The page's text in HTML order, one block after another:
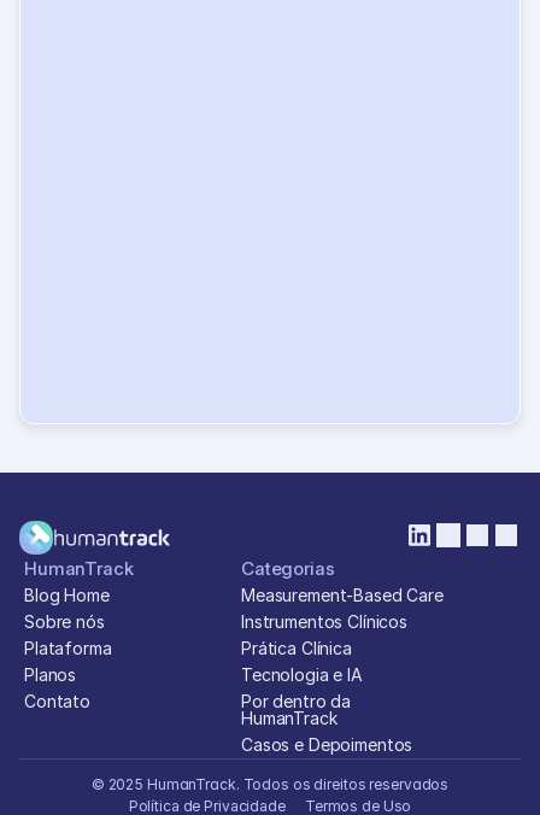
HumanTrack
Blog Home
Sobre nós
Plataforma
Planos
Contato
Categorias
Measurement-Based Care
Instrumentos Clínicos
Prática Clínica
Tecnologia e IA
Por dentro da
HumanTrack
Casos e Depoimentos
© 2025 HumanTrack. Todos os direitos reservados
Política de Privacidade
Termos de Uso